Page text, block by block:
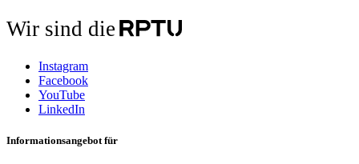
Wir sind die
Instagram
Facebook
YouTube
LinkedIn
Informationsangebot für